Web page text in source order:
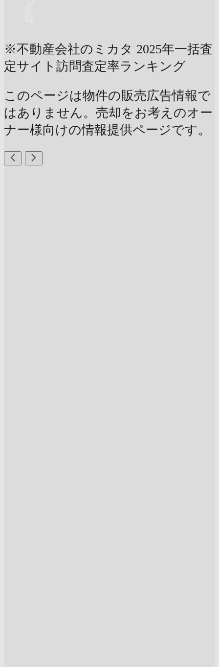
※不動産会社のミカタ 2025年一括査
定サイト訪問査定率ランキング
このページは物件の販売広告情報で
はありません。売却をお考えのオー
ナー様向けの情報提供ページです。